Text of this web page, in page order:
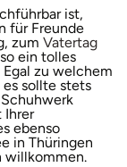
ist,
für Freunde
zum Vatertag
ein tolles
zu welchem
es sollte stets
Ihrer
ebenso
in Thüringen
willkommen.